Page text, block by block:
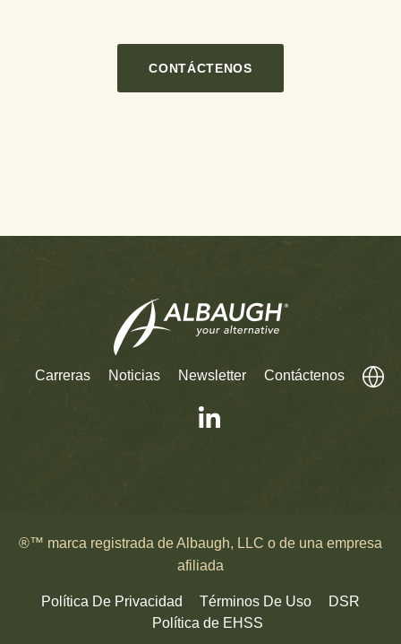
CONTÁCTENOS
Carreras Noticias Newsletter Contáctenos
®™ marca registrada de Albaugh, LLC o de una empresa
afiliada
Política De Privacidad Términos De Uso
DSR
Política de EHSS